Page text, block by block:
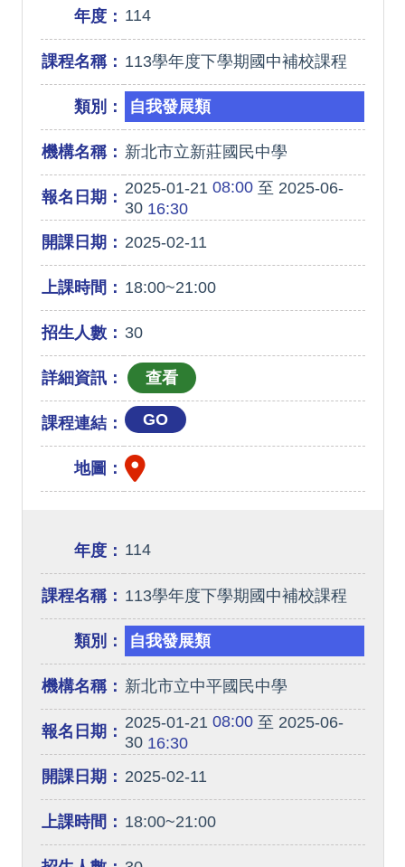
年度： 114
課程名稱： 113學年度下學期國中補校課程
類別： 自我發展類
機構名稱： 新北市立新莊國民中學
報名日期： 2025-01-21 08:00至 2025-06-
3016:30
開課日期： 2025-02-11
上課時間： 18:00~21:00
招生人數： 30
詳細資訊：
課程連結： GO
地圖：
年度： 114
課程名稱： 113學年度下學期國中補校課程
類別： 自我發展類
機構名稱： 新北市立中平國民中學
報名日期： 2025-01-21 08:00至 2025-06-
3016:30
開課日期： 2025-02-11
上課時間： 18:00~21:00